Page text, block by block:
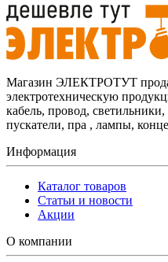
Магазин ЭЛЕКТРОТУТ
электротехническую
кабель, провод,
пускатели, пра , лампы,
Информация
Каталог товаров
Статьи и новости
Акции
О компании